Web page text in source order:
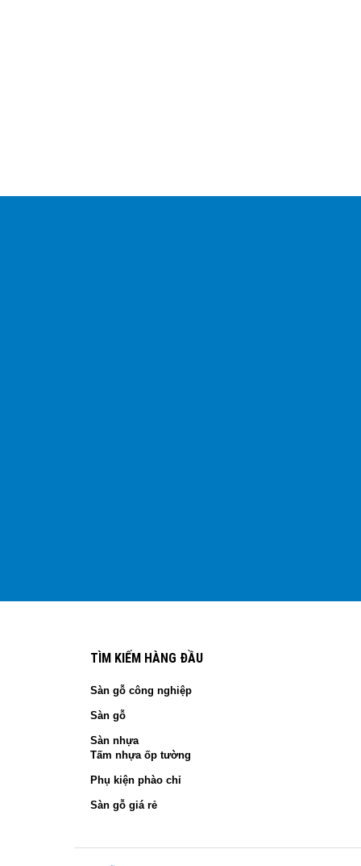
TÌM KIẾM HÀNG ĐẦU
Sàn gỗ công nghiệp
Sàn gỗ
Sàn nhựa
Tấm nhựa ốp tường
Phụ kiện phào chỉ
Sàn gỗ giá rẻ